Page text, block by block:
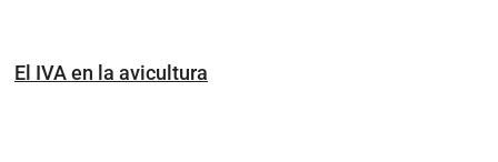
El IVA en la avicultura